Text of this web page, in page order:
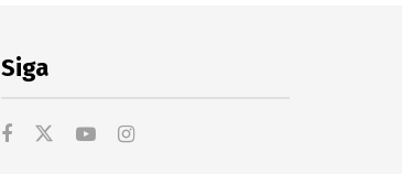
Siga